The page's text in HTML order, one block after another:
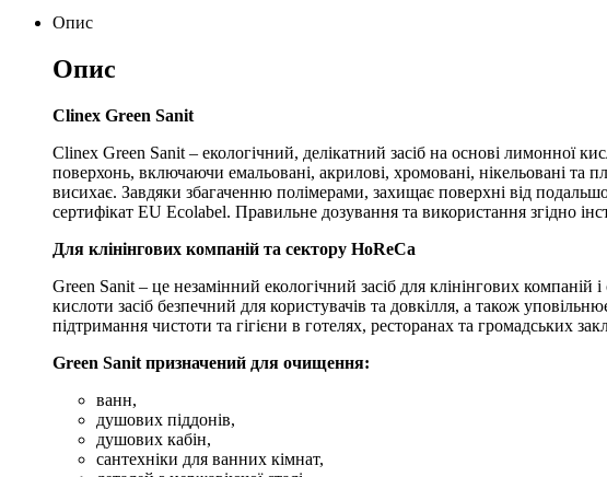
Опис
Опис
Clinex Green Sanit
Clinex Green Sanit – екологічний, делікатний засіб на основі лимонної
поверхонь, включаючи емальовані, акрилові, хромовані, нікельовані та
висихає. Завдяки збагаченню полімерами, захищає поверхні від
сертифікат EU Ecolabel. Правильне дозування та використання згідно
Для клінінгових компаній та сектору HoReCa
Green Sanit – це незамінний екологічний засіб для клінінгових
кислоти засіб безпечний для користувачів та довкілля, а також
підтримання чистоти та гігієни в готелях, ресторанах та громадських
Green Sanit призначений для очищення:
ванн,
душових піддонів,
душових кабін,
сантехніки для ванних кімнат,